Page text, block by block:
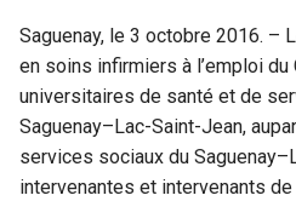
Saguenay, le 3 octobre 2016. –
en soins infirmiers à l’emploi du
universitaires de santé et de
Saguenay–Lac-Saint-Jean,
services sociaux du
intervenantes et intervenants